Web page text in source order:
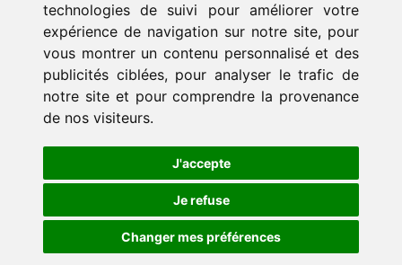
technologies de suivi pour améliorer votre
expérience de navigation sur notre site, pour
vous montrer un contenu personnalisé et des
publicités ciblées, pour analyser le trafic de
notre site et pour comprendre la provenance
de nos visiteurs.
J'accepte
Je refuse
Changer mes préférences
ejaso_comunica@ejaso.com
(+34) 915 341 480